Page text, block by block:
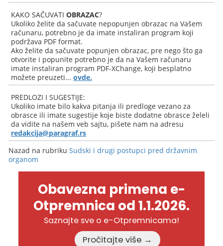
KAKO SAČUVATIOBRAZAC?
Ukoliko želite da sačuvate nepopunjen obrazac na Vašem
računaru, potrebno je da imate instaliran program koji
podržava PDF format.
Ako želite da sačuvate popunjen obrazac, pre nego što ga
otvorite i popunite potrebno je da na Vašem računaru
imate instaliran program PDF-XChange, koji besplatno
možete preuzeti...ovde.
PREDLOZI I SUGESTIJE:
Ukoliko imate bilo kakva pitanja ili predloge vezano za
obrasce ili imate sugestije koje biste dodatne obrasce želeli
da vidite na našem veb sajtu, pišete nam na adresu
redakcija@paragraf.rs
Nazad na rubrikuSudski i drugi postupci pred državnim
organom
Obavezna primena e-
Otpremnica od 1.1.2026.
Saznajte sve o e-Otpremnicama!
Pročitajte više →